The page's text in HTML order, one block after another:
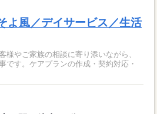
よ風／デイサービス／生活
様やご家族の相談に寄り添いながら、
です。ケアプランの作成・契約対応・